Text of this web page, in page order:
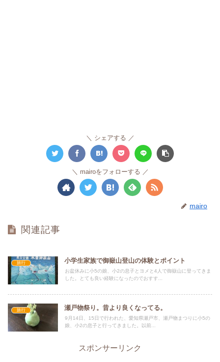
シェアする
mairoをフォローする
mairo
関連記事
旅行 小学生家族で御嶽山登山の体験とポイント
お盆休みに小5の娘、小2の息子とヨメと4人で御嶽山に登ってきま
した。とても良い経験になったのでおすす...
旅行 瀬戸物祭り。昔より良くなってる。
9月14日、15日で行われた、愛知県瀬戸市、瀬戸物まつりに小5の
娘、小2の息子と行ってきました。以前...
スポンサーリンク